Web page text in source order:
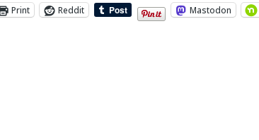
Print Reddit Mastodon